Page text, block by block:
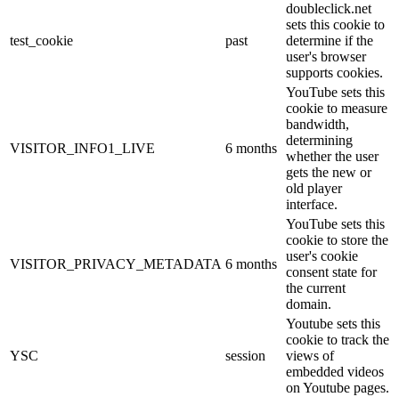
test_cookie past
doubleclick.net
sets this cookie to
determine if the
user's browser
supports cookies.
VISITOR_INFO1_LIVE 6 months
YouTube sets this
cookie to measure
bandwidth,
determining
whether the user
gets the new or
old player
interface.
VISITOR_PRIVACY_METADATA 6 months
YouTube sets this
cookie to store the
user's cookie
consent state for
the current
domain.
YSC session
Youtube sets this
cookie to track the
views of
embedded videos
on Youtube pages.